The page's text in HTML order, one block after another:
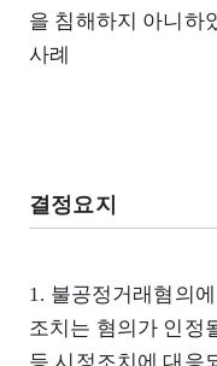
을 침해하지 아니하
사례
결정요지
1. 불공정거래혐의
조치는 혐의가 인정
등 시정조치에 대응